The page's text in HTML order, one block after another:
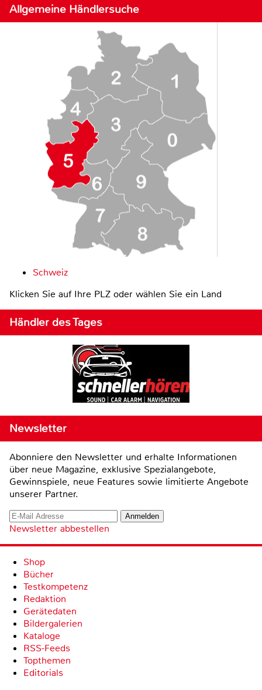
Allgemeine Händlersuche
Schweiz
Klicken Sie auf Ihre PLZ oder wählen Sie ein Land
Händler des Tages
Newsletter
Abonniere den Newsletter und erhalte Informationen
über neue Magazine, exklusive Spezialangebote,
Gewinnspiele, neue Features sowie limitierte Angebote
unserer Partner.
Newsletter abbestellen
Shop
Bücher
Testkompetenz
Redaktion
Gerätedaten
Bildergalerien
Kataloge
RSS-Feeds
Topthemen
Editorials